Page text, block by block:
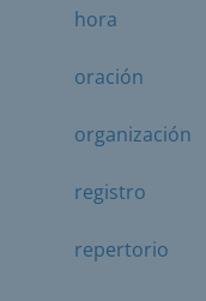
hora
oración
organización
registro
repertorio